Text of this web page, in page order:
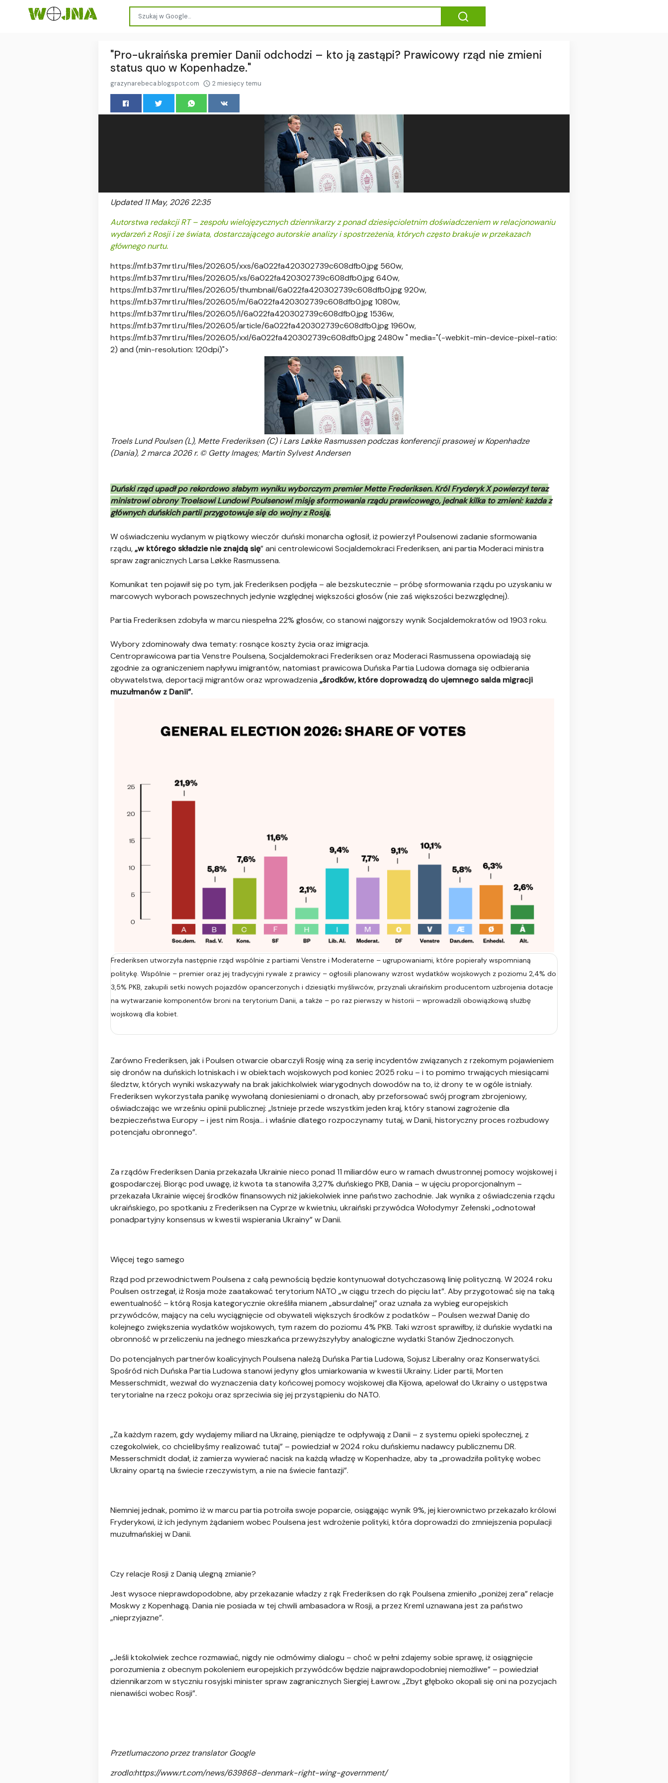
"Pro-ukraińska premier Danii odchodzi – kto ją zastąpi? Prawicowy rząd nie zmieni
status quo w Kopenhadze."
grazynarebeca.blogspot.com 2 miesięcy temu
Updated 11 May, 2026 22:35
Autorstwa redakcji RT – zespołu wielojęzycznych dziennikarzy z ponad dziesięcioletnim doświadczeniem w relacjonowaniu
wydarzeń z Rosji i ze świata, dostarczającego autorskie analizy i spostrzeżenia, których często brakuje w przekazach
głównego nurtu.
https://mf.b37mrtl.ru/files/2026.05/xxs/6a022fa420302739c608dfb0.jpg 560w,
https://mf.b37mrtl.ru/files/2026.05/xs/6a022fa420302739c608dfb0.jpg 640w,
https://mf.b37mrtl.ru/files/2026.05/thumbnail/6a022fa420302739c608dfb0.jpg 920w,
https://mf.b37mrtl.ru/files/2026.05/m/6a022fa420302739c608dfb0.jpg 1080w,
https://mf.b37mrtl.ru/files/2026.05/l/6a022fa420302739c608dfb0.jpg 1536w,
https://mf.b37mrtl.ru/files/2026.05/article/6a022fa420302739c608dfb0.jpg 1960w,
https://mf.b37mrtl.ru/files/2026.05/xxl/6a022fa420302739c608dfb0.jpg 2480w " media="(-webkit-min-device-pixel-ratio:
2) and (min-resolution: 120dpi)">
Troels Lund Poulsen (L), Mette Frederiksen (C) i Lars Løkke Rasmussen podczas konferencji prasowej w Kopenhadze
(Dania), 2 marca 2026 r. © Getty Images; Martin Sylvest Andersen
Duński rząd upadł po rekordowo słabym wyniku wyborczym premier Mette Frederiksen. Król Fryderyk X powierzył teraz
ministrowi obrony Troelsowi Lundowi Poulsenowi misję sformowania rządu prawicowego, jednak kilka to zmieni: każda z
głównych duńskich partii przygotowuje się do wojny z Rosją.
W oświadczeniu wydanym w piątkowy wieczór duński monarcha ogłosił, iż powierzył Poulsenowi zadanie sformowania
rządu,„w którego składzie nie znajdą się” ani centrolewicowi Socjaldemokraci Frederiksen, ani partia Moderaci ministra
spraw zagranicznych Larsa Løkke Rasmussena.
Komunikat ten pojawił się po tym, jak Frederiksen podjęła – ale bezskutecznie – próbę sformowania rządu po uzyskaniu w
marcowych wyborach powszechnych jedynie względnej większości głosów (nie zaś większości bezwzględnej).
Partia Frederiksen zdobyła w marcu niespełna 22% głosów, co stanowi najgorszy wynik Socjaldemokratów od 1903 roku.
Wybory zdominowały dwa tematy: rosnące koszty życia oraz imigracja.
Centroprawicowa partia Venstre Poulsena, Socjaldemokraci Frederiksen oraz Moderaci Rasmussena opowiadają się
zgodnie za ograniczeniem napływu imigrantów, natomiast prawicowa Duńska Partia Ludowa domaga się odbierania
obywatelstwa, deportacji migrantów oraz wprowadzenia „środków, które doprowadzą do ujemnego salda migracji
muzułmanów z Danii”.
Frederiksen utworzyła następnie rząd wspólnie z partiami Venstre i Moderaterne – ugrupowaniami, które popierały wspomnianą
politykę. Wspólnie – premier oraz jej tradycyjni rywale z prawicy – ​​ogłosili planowany wzrost wydatków wojskowych z poziomu 2,4% do
3,5% PKB, zakupili setki nowych pojazdów opancerzonych i dziesiątki myśliwców, przyznali ukraińskim producentom uzbrojenia dotacje
na wytwarzanie komponentów broni na terytorium Danii, a także – po raz pierwszy w historii – wprowadzili obowiązkową służbę
wojskową dla kobiet.
Zarówno Frederiksen, jak i Poulsen otwarcie obarczyli Rosję winą za serię incydentów związanych z rzekomym pojawieniem
się dronów na duńskich lotniskach i w obiektach wojskowych pod koniec 2025 roku – i to pomimo trwających miesiącami
śledztw, których wyniki wskazywały na brak jakichkolwiek wiarygodnych dowodów na to, iż drony te w ogóle istniały.
Frederiksen wykorzystała panikę wywołaną doniesieniami o dronach, aby przeforsować swój program zbrojeniowy,
oświadczając we wrześniu opinii publicznej: „Istnieje przede wszystkim jeden kraj, który stanowi zagrożenie dla
bezpieczeństwa Europy – i jest nim Rosja... i właśnie dlatego rozpoczynamy tutaj, w Danii, historyczny proces rozbudowy
potencjału obronnego”.
Za rządów Frederiksen Dania przekazała Ukrainie nieco ponad 11 miliardów euro w ramach dwustronnej pomocy wojskowej i
gospodarczej. Biorąc pod uwagę, iż kwota ta stanowiła 3,27% duńskiego PKB, Dania – w ujęciu proporcjonalnym –
przekazała Ukrainie więcej środków finansowych niż jakiekolwiek inne państwo zachodnie. Jak wynika z oświadczenia rządu
ukraińskiego, po spotkaniu z Frederiksen na Cyprze w kwietniu, ukraiński przywódca Wołodymyr Zełenski „odnotował
ponadpartyjny konsensus w kwestii wspierania Ukrainy” w Danii.
Więcej tego samego
Rząd pod przewodnictwem Poulsena z całą pewnością będzie kontynuował dotychczasową linię polityczną. W 2024 roku
Poulsen ostrzegał, iż Rosja może zaatakować terytorium NATO „w ciągu trzech do pięciu lat”. Aby przygotować się na taką
ewentualność – którą Rosja kategorycznie określiła mianem „absurdalnej” oraz uznała za wybieg europejskich
przywódców, mający na celu wyciągnięcie od obywateli większych środków z podatków – Poulsen wezwał Danię do
kolejnego zwiększenia wydatków wojskowych, tym razem do poziomu 4% PKB. Taki wzrost sprawiłby, iż duńskie wydatki na
obronność w przeliczeniu na jednego mieszkańca przewyższyłyby analogiczne wydatki Stanów Zjednoczonych.
Do potencjalnych partnerów koalicyjnych Poulsena należą Duńska Partia Ludowa, Sojusz Liberalny oraz Konserwatyści.
Spośród nich Duńska Partia Ludowa stanowi jedyny głos umiarkowania w kwestii Ukrainy. Lider partii, Morten
Messerschmidt, wezwał do wyznaczenia daty końcowej pomocy wojskowej dla Kijowa, apelował do Ukrainy o ustępstwa
terytorialne na rzecz pokoju oraz sprzeciwia się jej przystąpieniu do NATO.
„Za każdym razem, gdy wydajemy miliard na Ukrainę, pieniądze te odpływają z Danii – z systemu opieki społecznej, z
czegokolwiek, co chcielibyśmy realizować tutaj” – powiedział w 2024 roku duńskiemu nadawcy publicznemu DR.
Messerschmidt dodał, iż zamierza wywierać nacisk na każdą władzę w Kopenhadze, aby ta „prowadziła politykę wobec
Ukrainy opartą na świecie rzeczywistym, a nie na świecie fantazji”.
Niemniej jednak, pomimo iż w marcu partia potroiła swoje poparcie, osiągając wynik 9%, jej kierownictwo przekazało królowi
Fryderykowi, iż ich jedynym żądaniem wobec Poulsena jest wdrożenie polityki, która doprowadzi do zmniejszenia populacji
muzułmańskiej w Danii.
Czy relacje Rosji z Danią ulegną zmianie?
Jest wysoce nieprawdopodobne, aby przekazanie władzy z rąk Frederiksen do rąk Poulsena zmieniło „poniżej zera” relacje
Moskwy z Kopenhagą. Dania nie posiada w tej chwili ambasadora w Rosji, a przez Kreml uznawana jest za państwo
„nieprzyjazne”.
„Jeśli ktokolwiek zechce rozmawiać, nigdy nie odmówimy dialogu – choć w pełni zdajemy sobie sprawę, iż osiągnięcie
porozumienia z obecnym pokoleniem europejskich przywódców będzie najprawdopodobniej niemożliwe” – powiedział
dziennikarzom w styczniu rosyjski minister spraw zagranicznych Siergiej Ławrow. „Zbyt głęboko okopali się oni na pozycjach
nienawiści wobec Rosji”.
Przetlumaczono przez translator Google
zrodlo:https://www.rt.com/news/639868-denmark-right-wing-government/